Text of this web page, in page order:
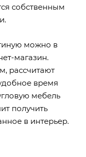
собственным
можно в
магазин.
рассчитают
время
мебель
получить
в интерьер.